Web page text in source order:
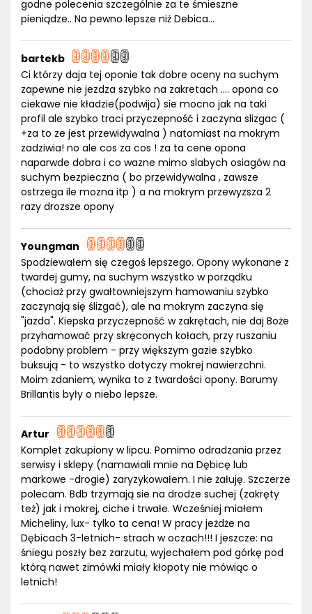
godne polecenia szczególnie za te śmieszne
pieniądze.. Na pewno lepsze niż Debica...
bartekb
Ci którzy daja tej oponie tak dobre oceny na suchym
zapewne nie jezdza szybko na zakretach .... opona co
ciekawe nie kładzie(podwija) sie mocno jak na taki
profil ale szybko traci przyczepność i zaczyna slizgac (
+za to ze jest przewidywalna ) natomiast na mokrym
zadziwia! no ale cos za cos ! za ta cene opona
naparwde dobra i co wazne mimo slabych osiagów na
suchym bezpieczna ( bo przewidywalna , zawsze
ostrzega ile mozna itp ) a na mokrym przewyzsza 2
razy drozsze opony
Youngman
Spodziewałem się czegoś lepszego. Opony wykonane z
twardej gumy, na suchym wszystko w porządku
(chociaż przy gwałtowniejszym hamowaniu szybko
zaczynają się ślizgać), ale na mokrym zaczyna się
"jazda". Kiepska przyczepność w zakrętach, nie daj Boże
przyhamować przy skręconych kołach, przy ruszaniu
podobny problem - przy większym gazie szybko
buksują - to wszystko dotyczy mokrej nawierzchni.
Moim zdaniem, wynika to z twardości opony. Barumy
Brillantis były o niebo lepsze.
Artur
Komplet zakupiony w lipcu. Pomimo odradzania przez
serwisy i sklepy (namawiali mnie na Dębicę lub
markowe -drogie) zaryzykowałem. I nie żałuję. Szczerze
polecam. Bdb trzymają sie na drodze suchej (zakręty
też) jak i mokrej, ciche i trwałe. Wcześniej miałem
Micheliny, lux- tylko ta cena! W pracy jeżdże na
Dębicach 3-letnich- strach w oczach!!! I jeszcze: na
śniegu poszły bez zarzutu, wyjechałem pod górkę pod
którą nawet zimówki miały kłopoty nie mówiąc o
letnich!